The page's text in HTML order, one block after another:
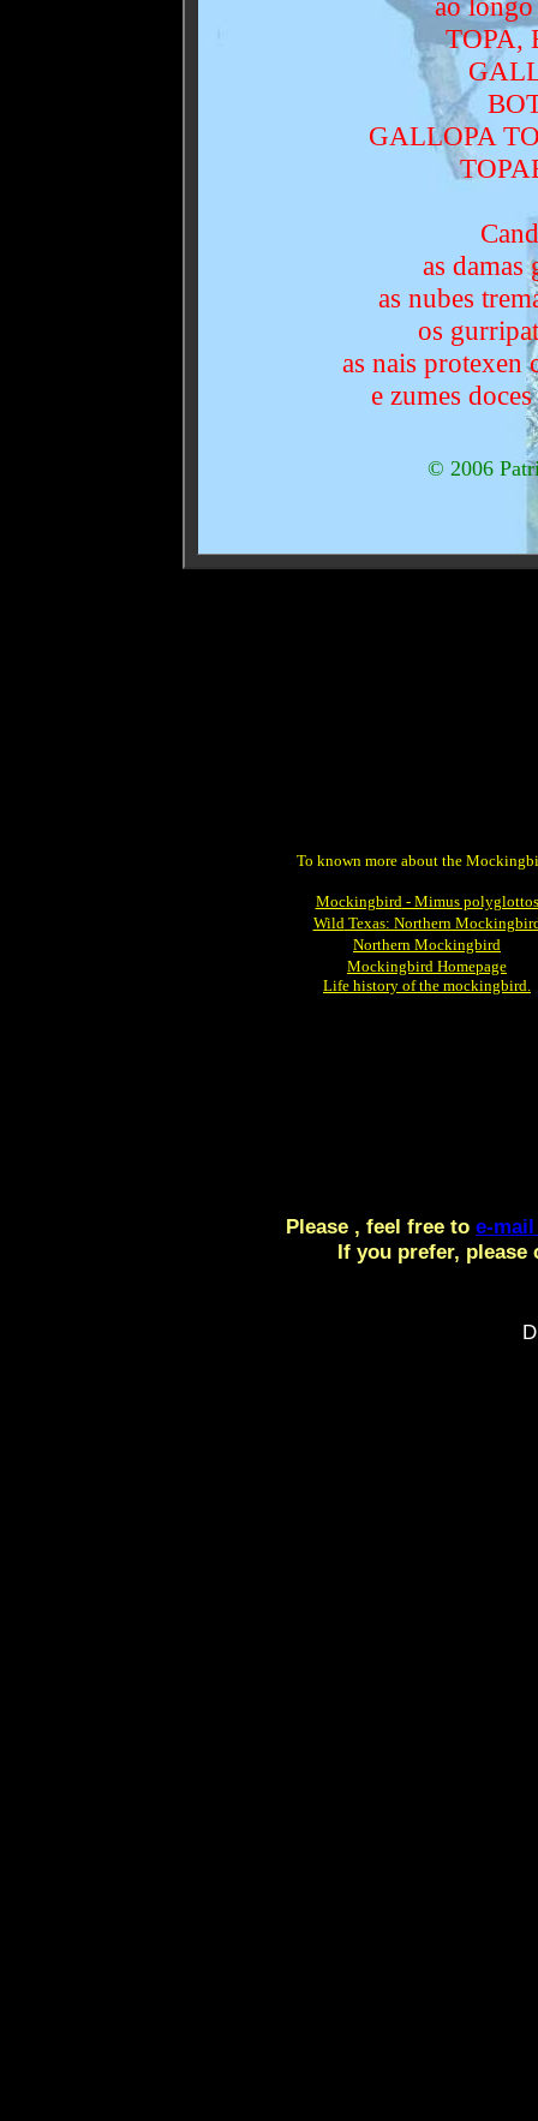
TOPA,
GALLOPA
as damas
as nubes
os
as nais protexen
e zumes
© 2006
To known more about the
Mockingbird- Mimus polyglottos
WildTexas: Northern
Northern Mockingbird
Mockingbird Homepage
Life history of the mockingbird.
Please , feel free to e-
If you prefer,